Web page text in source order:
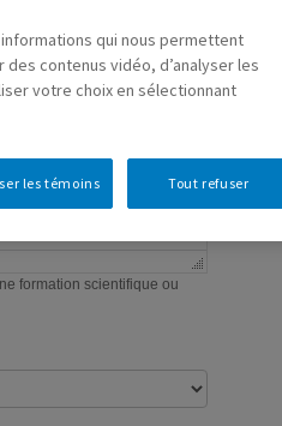
×
qui nous permettent
contenus vidéo, d’analyser les
votre choix en sélectionnant
Tout refuser
les témoins